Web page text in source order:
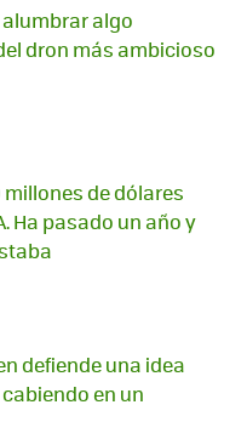
algo
dron más ambicioso
de dólares
Ha pasado un año y
defiende una idea
en un